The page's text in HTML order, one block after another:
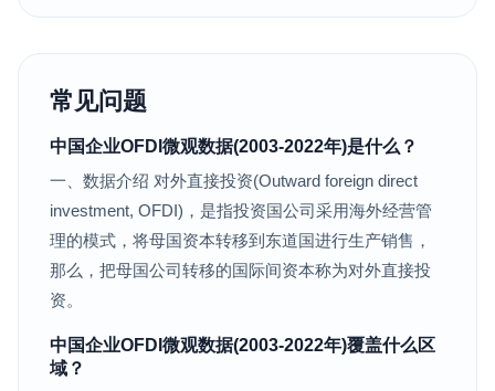
常见问题
中国企业OFDI微观数据(2003-2022年)是什么？
一、数据介绍 对外直接投资(Outward foreign direct
investment, OFDI)，是指投资国公司采用海外经营管
理的模式，将母国资本转移到东道国进行生产销售，
那么，把母国公司转移的国际间资本称为对外直接投
资。
中国企业OFDI微观数据(2003-2022年)覆盖什么区
域？